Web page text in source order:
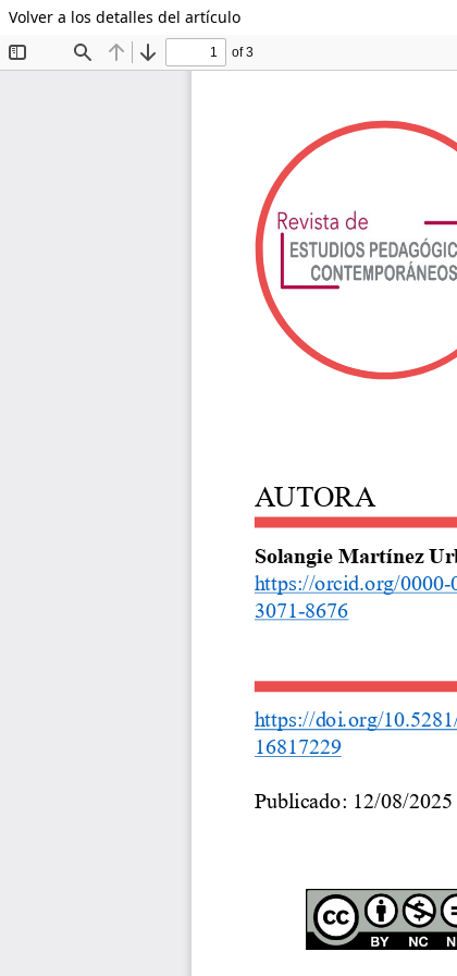
Volver a los detalles del artículo